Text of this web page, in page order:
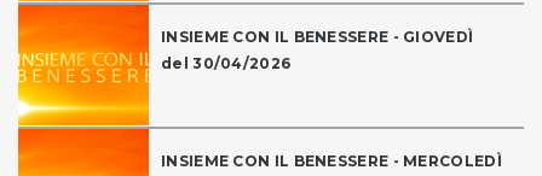
INSIEME CON IL BENESSERE - GIOVEDÌ
del 30/04/2026
INSIEME CON IL BENESSERE - MERCOLEDÌ